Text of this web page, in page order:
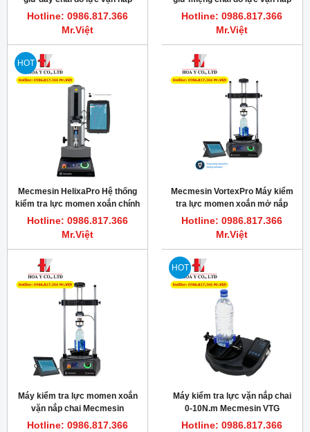
chai PET Vortex
Hotline: 0986.817.366
Mr.Việt
chai PET
Hotline: 0986.817.366
Mr.Việt
HOT
Mecmesin HelixaPro Hệ thống
kiểm tra lực momen xoắn chính
xác cao 0~6N.m
Hotline: 0986.817.366
Mr.Việt
Mecmesin VortexPro Máy kiểm
tra lực momen xoắn mở nắp
chai
Hotline: 0986.817.366
Mr.Việt
Máy kiểm tra lực momen xoắn
vặn nắp chai Mecmesin
VortexPro
Hotline: 0986.817.366
HOT
Máy kiểm tra lực vặn nắp chai
0-10N.m Mecmesin VTG
Tornado 10
Hotline: 0986.817.366